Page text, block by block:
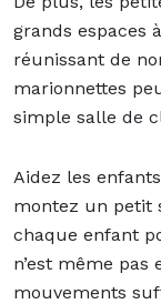
grands espaces
réunissant de
marionnettes
simple salle de
Aidez les
montez un petit
chaque enfant
n’est même pas
mouvements